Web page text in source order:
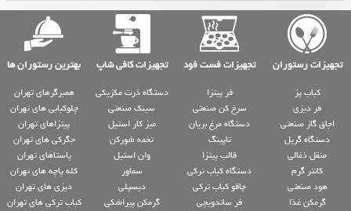
تجهیزات رستوران تجهیزات فست فود تجهیزات کافی شاپ بهترین رستوران ها
کباب پز
فر دیزی
اجاق گاز صنعتی
دستگاه گریل
منقل ذغالی
کانتر گرم
هود صنعتی
گرمکن غذا
فر پیتزا
سرخ کن صنعتی
دستگاه مرغ بریان
تاپینگ
قالب پیتزا
دستگاه کباب ترکی
چاقو کباب ترکی
فر ساندویچی
دستگاه ذرت مکزیکی
سینک صنعتی
میز کار استیل
تخمه شورکن
وان استیل
سماور
دیسپلی
گرمکن پیراشکی
همبرگرهای تهران
چلوکبابی های تهران
پیتزاهای تهران
جگرکی های تهران
پاستاهای تهران
کله پاچه های تهران
دیزی های تهران
کباب ترکی های تهران